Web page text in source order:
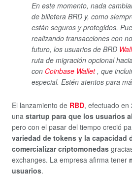
En este momento, nada
de billetera BRD y, como
están seguros y protegidos.
realizando transacciones con
futuro, los usuarios de BRD
ruta de migración opcional
con Coinbase Wallet, que
especial. Estén atentos para
El lanzamiento de RBD, efectuado en
una startup para que los usuarios
pero con el pasar del tiempo creció
variedad de tokens y la capacidad
comercializar criptomonedas
exchanges. La empresa afirma tener
usuarios.